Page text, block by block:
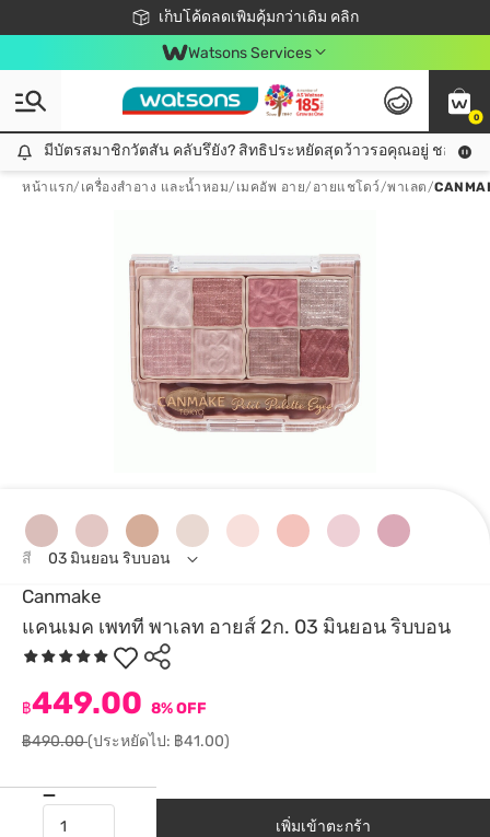
เก็บโค้ดลดเพิ่มคุ้มกว่าเดิม คลิก
ชอปออนไลน์ครั้งแรก ลดเพิ่มจุก ๆ 10%! 🎉
📦ส่งฟรี! เมื่อชอป 499฿
สมาชิกวัตสัน คลับดียังไง?
Watsons Services
0
มีบัตรสมาชิกวัตสัน คลับรึยัง? สิทธิประหยัดสุดว้าวรอคุณอยู่ ชอปคุ้มกว่าเดิม คลิก!
มีบัตรสมาชิกวัตสัน คลับรึยัง? สิทธิประหยัดสุดว้าวรอคุณอยู่ ชอปคุ้มก
หน้าแรก/ เครื่องสำอาง และน้ำหอม/ เมคอัพ อาย/ อายแชโดว์/พาเลต/
Canmake
แคนเมค เพทที พาเลท อายส์ 2ก. 03 มินยอน ริบบอน
฿449.00 8% OFF
฿490.00(ประหยัดไป: ฿41.00)
สี 03 มินยอน ริบบอน
เพิ่มเข้าตะกร้า